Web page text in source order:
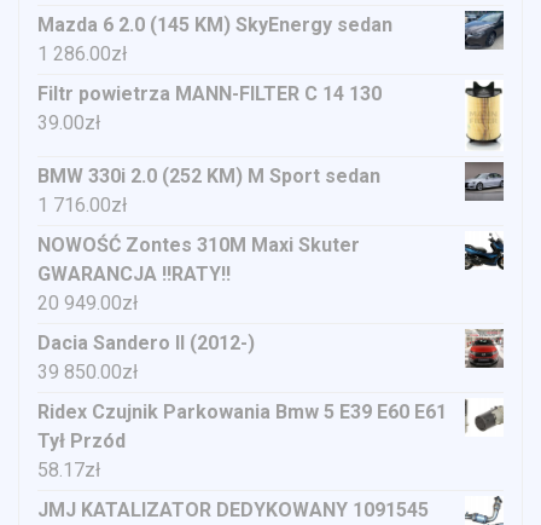
Mazda 6 2.0 (145 KM) SkyEnergy sedan
1 286.00zł
Filtr powietrza MANN-FILTER C 14 130
39.00zł
BMW 330i 2.0 (252 KM) M Sport sedan
1 716.00zł
NOWOŚĆ Zontes 310M Maxi Skuter
GWARANCJA !!RATY!!
20 949.00zł
Dacia Sandero II (2012-)
39 850.00zł
Ridex Czujnik Parkowania Bmw 5 E39 E60 E61
Tył Przód
58.17zł
JMJ KATALIZATOR DEDYKOWANY 1091545